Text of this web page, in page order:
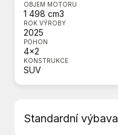
OBJEM MOTORU
1 498 cm3
ROK VÝROBY
2025
POHON
4x2
KONSTRUKCE
SUV
Standardní výbava